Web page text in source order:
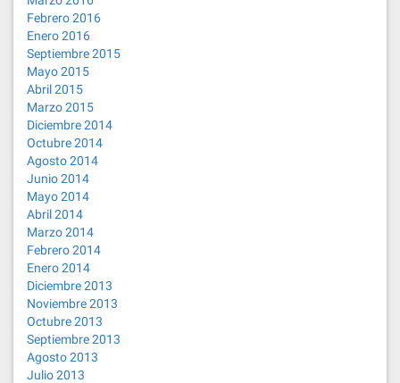
Febrero 2016
Enero 2016
Septiembre 2015
Mayo 2015
Abril 2015
Marzo 2015
Diciembre 2014
Octubre 2014
Agosto 2014
Junio 2014
Mayo 2014
Abril 2014
Marzo 2014
Febrero 2014
Enero 2014
Diciembre 2013
Noviembre 2013
Octubre 2013
Septiembre 2013
Agosto 2013
Julio 2013